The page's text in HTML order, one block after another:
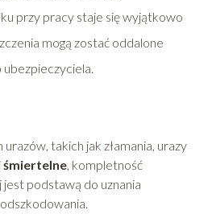
przy pracy staje się wyjątkowo
mogą zostać oddalone
takich jak złamania, urazy
, kompletność
podstawą do uznania